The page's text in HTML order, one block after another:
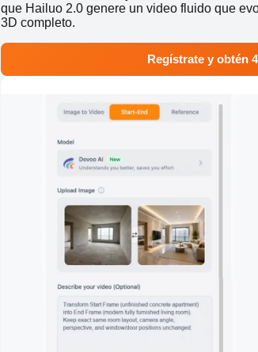
que Hailuo 2.0 genere un video fluido que
3D completo.
Regístrate y obtén